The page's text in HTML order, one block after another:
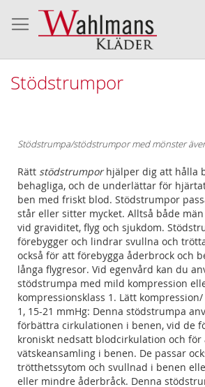
Stödstrumpor
Stödstrumpa/stödstrumpor med mönster
Rätt stödstrumporhjälper dig att hålla
behagliga, och de underlättar för
ben med friskt blod. Stödstrumpor
står eller sitter mycket. Alltså både
vid graviditet, flyg och sjukdom.
förebygger och lindrar svullna och
också för att förebygga åderbrock och
långa flygresor. Vid egenvård kan du
stödstrumpa med mild kompression
kompressionsklass 1. Lätt
1, 15-21 mmHg: Denna stödstrumpa
förbättra cirkulationen i benen, vid de
kroniskt nedsatt blodcirkulation och för
vätskeansamling i benen. De passar
trötthetssytom och svullnad i benen
eller mindre åderbråck. Denna